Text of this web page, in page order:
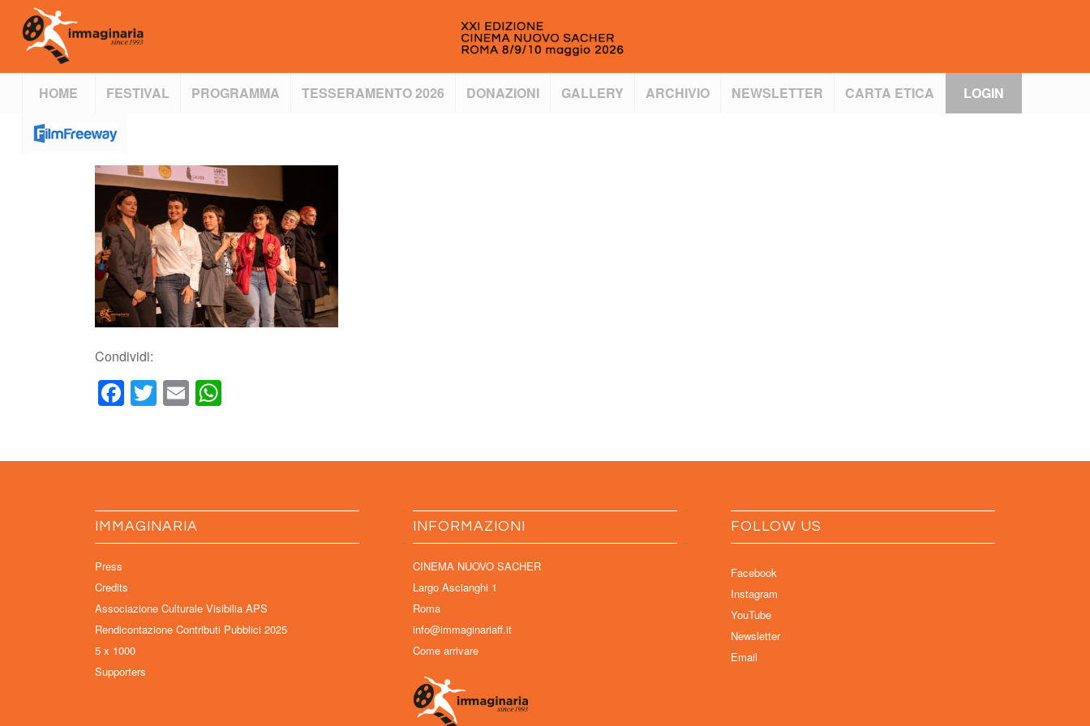
HOME FESTIVAL PROGRAMMA TESSERAMENTO 2026 DONAZIONI GALLERY ARCHIVIO NEWSLETTER CARTA ETICA LOGIN
Condividi:
Facebook
Twitter
Email
IMMAGINARIA
Press
Credits
Associazione Culturale Visibilia APS
Rendicontazione Contributi Pubblici 2025
5 x 1000
Supporters
INFORMAZIONI
CINEMA NUOVO SACHER
Largo Ascianghi 1
Roma
info@immaginariaff.it
Come arrivare
FOLLOW US
Facebook
Instagram
YouTube
Newsletter
Email